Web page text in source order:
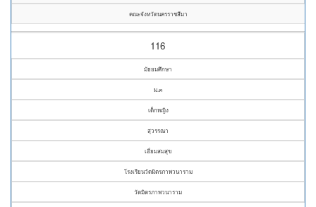
คณะจังหวัดนครราชสีมา
116
มัธยมศึกษา
ม.๓
เด็กหญิง
สุวรรณา
เอี่ยมสมสุข
โรงเรียนวัดมิตรภาพวนาราม
วัดมิตรภาพวนาราม